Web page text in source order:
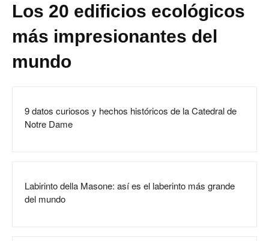
Los 20 edificios ecológicos
más impresionantes del
mundo
9 datos curiosos y hechos históricos de la Catedral de
Notre Dame
Labirinto della Masone: así es el laberinto más grande
del mundo